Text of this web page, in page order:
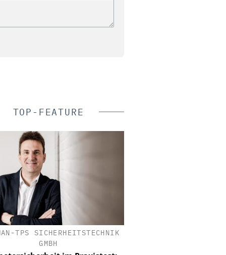
TOP-FEATURE
TPS SICHERHEITSTECHNIK
GMBH